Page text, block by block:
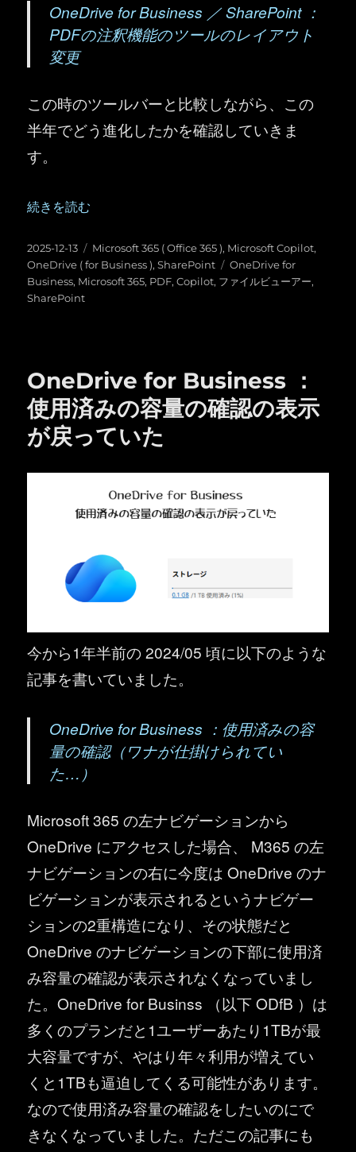
OneDrive for Business ／ SharePoint ：
PDFの注釈機能のツールのレイアウト
変更
この時のツールバーと比較しながら、この
半年でどう進化したかを確認していきま
す。
“OneDrive for Business ／ SharePoint ：PDFファイルビ
続きを読む
投
稿
日:
2025-12-13
カ
テ
ゴ
Microsoft 365 ( Office 365 ), Microsoft Copilot,
OneDrive ( for Business ),SharePoint
タ
グ
OneDrive for
Business, Microsoft 365, PDF,Copilot, ファイルビューアー,
SharePoint
OneDrive for Business ：
使用済みの容量の確認の表示
が戻っていた
今から1年半前の 2024/05 頃に以下のような
記事を書いていました。
OneDrive for Business ：使用済みの容
量の確認（ワナが仕掛けられてい
た…）
Microsoft 365 の左ナビゲーションから
OneDrive にアクセスした場合、 M365 の左
ナビゲーションの右に今度は OneDrive のナ
ビゲーションが表示されるというナビゲー
ションの2重構造になり、その状態だと
OneDrive のナビゲーションの下部に使用済
み容量の確認が表示されなくなっていまし
た。OneDrive for Businss （以下 ODfB ）は
多くのプランだと1ユーザーあたり1TBが最
大容量ですが、やはり年々利用が増えてい
くと1TBも逼迫してくる可能性があります。
なので使用済み容量の確認をしたいのにで
きなくなっていました。ただこの記事にも